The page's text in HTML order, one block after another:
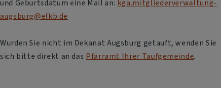
und Geburtsdatum eine Mail an: kga.mitgliederverwaltung-
augsburg@elkb.de
Wurden Sie nicht im Dekanat Augsburg getauft, wenden Sie
sich bitte direkt an das Pfarramt Ihrer Taufgemeinde.